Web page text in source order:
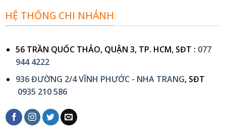
HỆ THỐNG CHI NHÁNH
56 TRẦN QUỐC THẢO, QUẬN 3, TP. HCM, SĐT : 077
944 4222
936 ĐƯỜNG 2/4 VĨNH PHƯỚC - NHA TRANG, SĐT
0935 210 586